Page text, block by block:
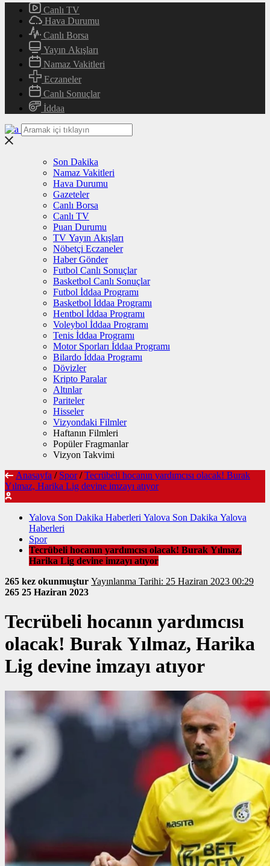
Canlı TV
Hava Durumu
Canlı Borsa
Yayın Akışları
Namaz Vakitleri
Eczaneler
Canlı Sonuçlar
İddaa
Son Dakika
Namaz Vakitleri
Hava Durumu
Gazeteler
Canlı Borsa
Canlı TV
Puan Durumu
TV Yayın Akışları
Nöbetçi Eczaneler
Haber Gönder
Futbol Canlı Sonuçlar
Basketbol Canlı Sonuçlar
Futbol İddaa Programı
Basketbol İddaa Programı
Hentbol İddaa Programı
Voleybol İddaa Programı
Tenis İddaa Programı
Motor Sporları İddaa Programı
Bilardo İddaa Programı
Dövizler
Kripto Paralar
Altınlar
Pariteler
Hisseler
Vizyondaki Filmler
Haftanın Filmleri
Popüler Fragmanlar
Vizyon Takvimi
Anasayfa / Spor / Tecrübeli hocanın yardımcısı olacak! Burak
Yılmaz, Harika Lig devine imzayı atıyor
Yalova Son Dakika Haberleri Yalova Son Dakika Yalova
Haberleri
Spor
Tecrübeli hocanın yardımcısı olacak! Burak Yılmaz,
Harika Lig devine imzayı atıyor
265 kez okunmuştur
Yayınlanma Tarihi: 25 Haziran 2023 00:29
265 25 Haziran 2023
Tecrübeli hocanın yardımcısı
olacak! Burak Yılmaz, Harika
Lig devine imzayı atıyor